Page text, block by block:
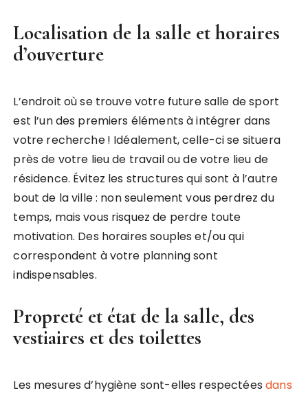
Localisation de la salle et horaires
d’ouverture
L’endroit où se trouve votre future salle de sport
est l’un des premiers éléments à intégrer dans
votre recherche ! Idéalement, celle-ci se situera
près de votre lieu de travail ou de votre lieu de
résidence. Évitez les structures qui sont à l’autre
bout de la ville : non seulement vous perdrez du
temps, mais vous risquez de perdre toute
motivation. Des horaires souples et/ou qui
correspondent à votre planning sont
indispensables.
Propreté et état de la salle, des
vestiaires et des toilettes
Les mesures d’hygiène sont-elles respectéesdans